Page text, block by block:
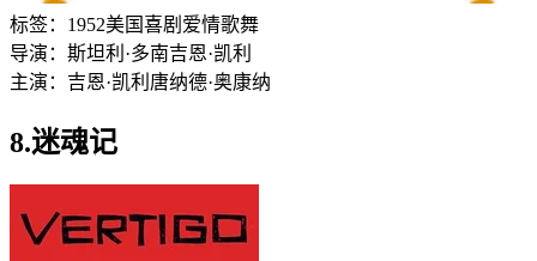
标签： 1952美国喜剧 爱情歌舞
导演： 斯坦利·多南吉恩·凯利
主演： 吉恩·凯利 唐纳德·奥康纳
8.迷魂记